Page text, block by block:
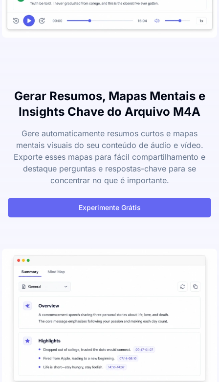
Gerar Resumos, Mapas Mentais e
Insights Chave do Arquivo M4A
Gere automaticamente resumos curtos e mapas
mentais visuais do seu conteúdo de áudio e vídeo.
Exporte esses mapas para fácil compartilhamento e
destaque perguntas e respostas-chave para se
concentrar no que é importante.
Experimente Grátis